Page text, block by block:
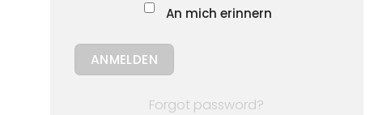
An mich erinnern
Forgot password?